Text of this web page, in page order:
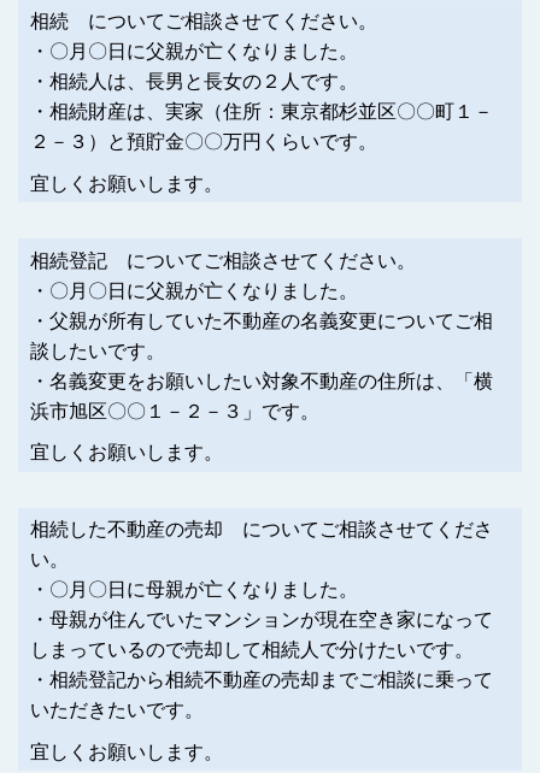
相続 についてご相談させてください。
・〇月〇日に父親が亡くなりました。
・相続人は、長男と長女の２人です。
・相続財産は、実家（住所：東京都杉並区〇〇町１－
２－３）と預貯金〇〇万円くらいです。
宜しくお願いします。
相続登記 についてご相談させてください。
・〇月〇日に父親が亡くなりました。
・父親が所有していた不動産の名義変更についてご相
談したいです。
・名義変更をお願いしたい対象不動産の住所は、「横
浜市旭区〇〇１－２－３」です。
宜しくお願いします。
相続した不動産の売却 についてご相談させてくださ
い。
・〇月〇日に母親が亡くなりました。
・母親が住んでいたマンションが現在空き家になって
しまっているので売却して相続人で分けたいです。
・相続登記から相続不動産の売却までご相談に乗って
いただきたいです。
宜しくお願いします。